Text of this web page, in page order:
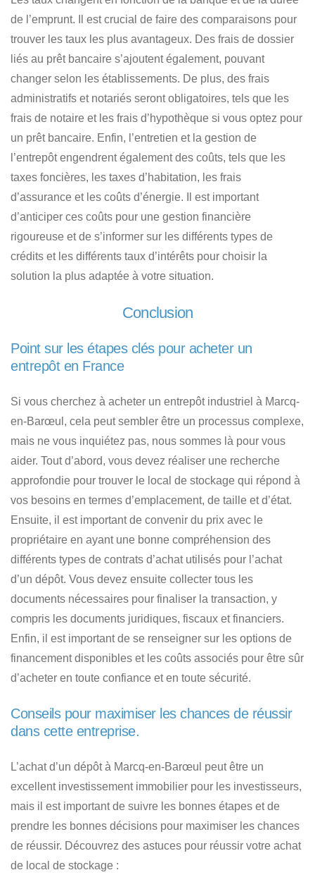
de l’emprunt. Il est crucial de faire des comparaisons pour
trouver les taux les plus avantageux. Des frais de dossier
liés au prêt bancaire s’ajoutent également, pouvant
changer selon les établissements. De plus, des frais
administratifs et notariés seront obligatoires, tels que les
frais de notaire et les frais d’hypothèque si vous optez pour
un prêt bancaire. Enfin, l’entretien et la gestion de
l’entrepôt engendrent également des coûts, tels que les
taxes foncières, les taxes d’habitation, les frais
d’assurance et les coûts d’énergie. Il est important
d’anticiper ces coûts pour une gestion financière
rigoureuse et de s’informer sur les différents types de
crédits et les différents taux d’intérêts pour choisir la
solution la plus adaptée à votre situation.
Conclusion
Point sur les étapes clés pour acheter un
entrepôt en France
Si vous cherchez à acheter un entrepôt industriel à Marcq-
en-Barœul, cela peut sembler être un processus complexe,
mais ne vous inquiétez pas, nous sommes là pour vous
aider. Tout d’abord, vous devez réaliser une recherche
approfondie pour trouver le local de stockage qui répond à
vos besoins en termes d’emplacement, de taille et d’état.
Ensuite, il est important de convenir du prix avec le
propriétaire en ayant une bonne compréhension des
différents types de contrats d’achat utilisés pour l’achat
d’un dépôt. Vous devez ensuite collecter tous les
documents nécessaires pour finaliser la transaction, y
compris les documents juridiques, fiscaux et financiers.
Enfin, il est important de se renseigner sur les options de
financement disponibles et les coûts associés pour être sûr
d’acheter en toute confiance et en toute sécurité.
Conseils pour maximiser les chances de réussir
dans cette entreprise.
L’achat d’un dépôt à Marcq-en-Barœul peut être un
excellent investissement immobilier pour les investisseurs,
mais il est important de suivre les bonnes étapes et de
prendre les bonnes décisions pour maximiser les chances
de réussir. Découvrez des astuces pour réussir votre achat
de local de stockage :